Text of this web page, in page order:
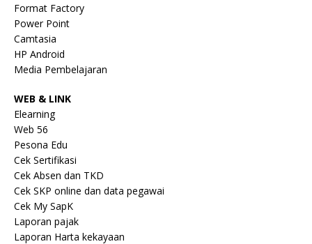
Format Factory
Power Point
Camtasia
HP Android
Media Pembelajaran
WEB & LINK
Elearning
Web 56
Pesona Edu
Cek Sertifikasi
Cek Absen dan TKD
Cek SKP online dan data pegawai
Cek My SapK
Laporan pajak
Laporan Harta kekayaan